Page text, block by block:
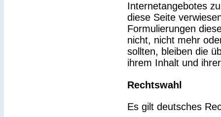
Internetangebotes
diese Seite
Formulierungen
nicht, nicht mehr
sollten, bleiben die
ihrem Inhalt und
Rechtswahl
Es gilt deutsches